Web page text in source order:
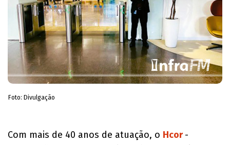
Foto: Divulgação
Com mais de 40 anos de atuação, o Hcor-